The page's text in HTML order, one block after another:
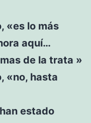
«es lo más
aquí…
de la trata »
«no, hasta
estado